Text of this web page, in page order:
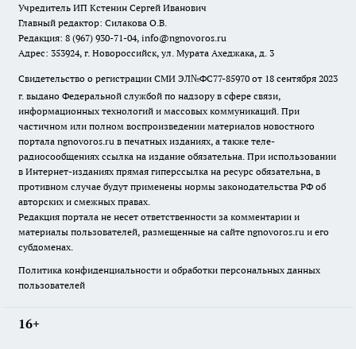
Учредитель ИП Кстенин Сергей Иванович
Главный редактор: Силакова О.В.
Редакция: 8 (967) 930-71-04, info@ngnovoros.ru
Адрес: 353924, г. Новороссийск, ул. Мурата Ахеджака, д. 3
Свидетельство о регистрации СМИ ЭЛ№ФС77-85970 от 18 сентября 2023
г. выдано Федеральной службой по надзору в сфере связи,
информационных технологий и массовых коммуникаций. При
частичном или полном воспроизведении материалов новостного
портала ngnovoros.ru в печатных изданиях, а также теле-
радиосообщениях ссылка на издание обязательна. При использовании
в Интернет-изданиях прямая гиперссылка на ресурс обязательна, в
противном случае будут применены нормы законодательства РФ об
авторских и смежных правах.
Редакция портала не несет ответственности за комментарии и
материалы пользователей, размещенные на сайте ngnovoros.ru и его
субдоменах.
Политика конфиденциальности и обработки персональных данных
пользователей
16+